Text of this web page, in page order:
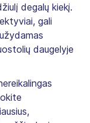
degalų kiekį.
gali
daugelyje